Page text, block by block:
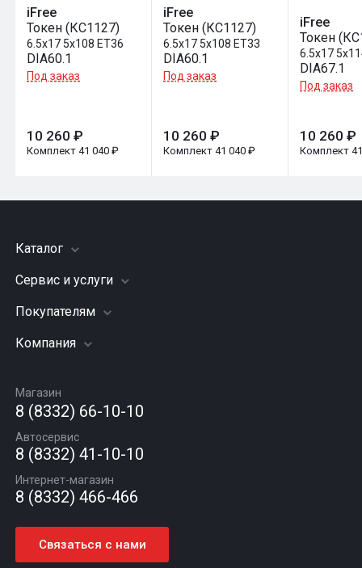
iFree
Токен (КС1127)
6.5x17 5x108 ET36
DIA60.1
Под заказ
10 260 ₽
Комплект 41 040 ₽
iFree
Токен (КС1127)
6.5x17 5x108 ET33
DIA60.1
Под заказ
10 260 ₽
Комплект 41 040 ₽
iFree
Токен
6.5x17
DIA67.1
Под заказ
10 260 ₽
Комплект
Каталог
Шины
Грузовые шины
Диски
Автомасла
Сервис и услуги
Заправка кондиционера
Подвеска (ходовая часть)
Шиномонтаж
Покупателям
Акции
Гарантии и возврат
Компания
Вакансии
Новости
Статьи
Контакты
Магазин
8 (8332) 66-10-10
Автосервис
8 (8332) 41-10-10
Интернет-магазин
8 (8332) 466-466
Связаться с нами